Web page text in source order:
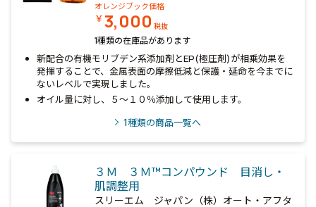
オレンジブック価格
￥3,000 税抜
1種類の在庫品があります
新配合の有機モリブデン系添加剤とEP(極圧剤)が相乗効果を
発揮することで、金属表面の摩擦低減と保護・延命を今までに
ないレベルで実現しました。
オイル量に対し、５～１０％添加して使用します。
1種類の商品一覧へ
３Ｍ ３Ｍ™コンパウンド 目消し・
肌調整用
スリーエム ジャパン（株）オート・アフタ